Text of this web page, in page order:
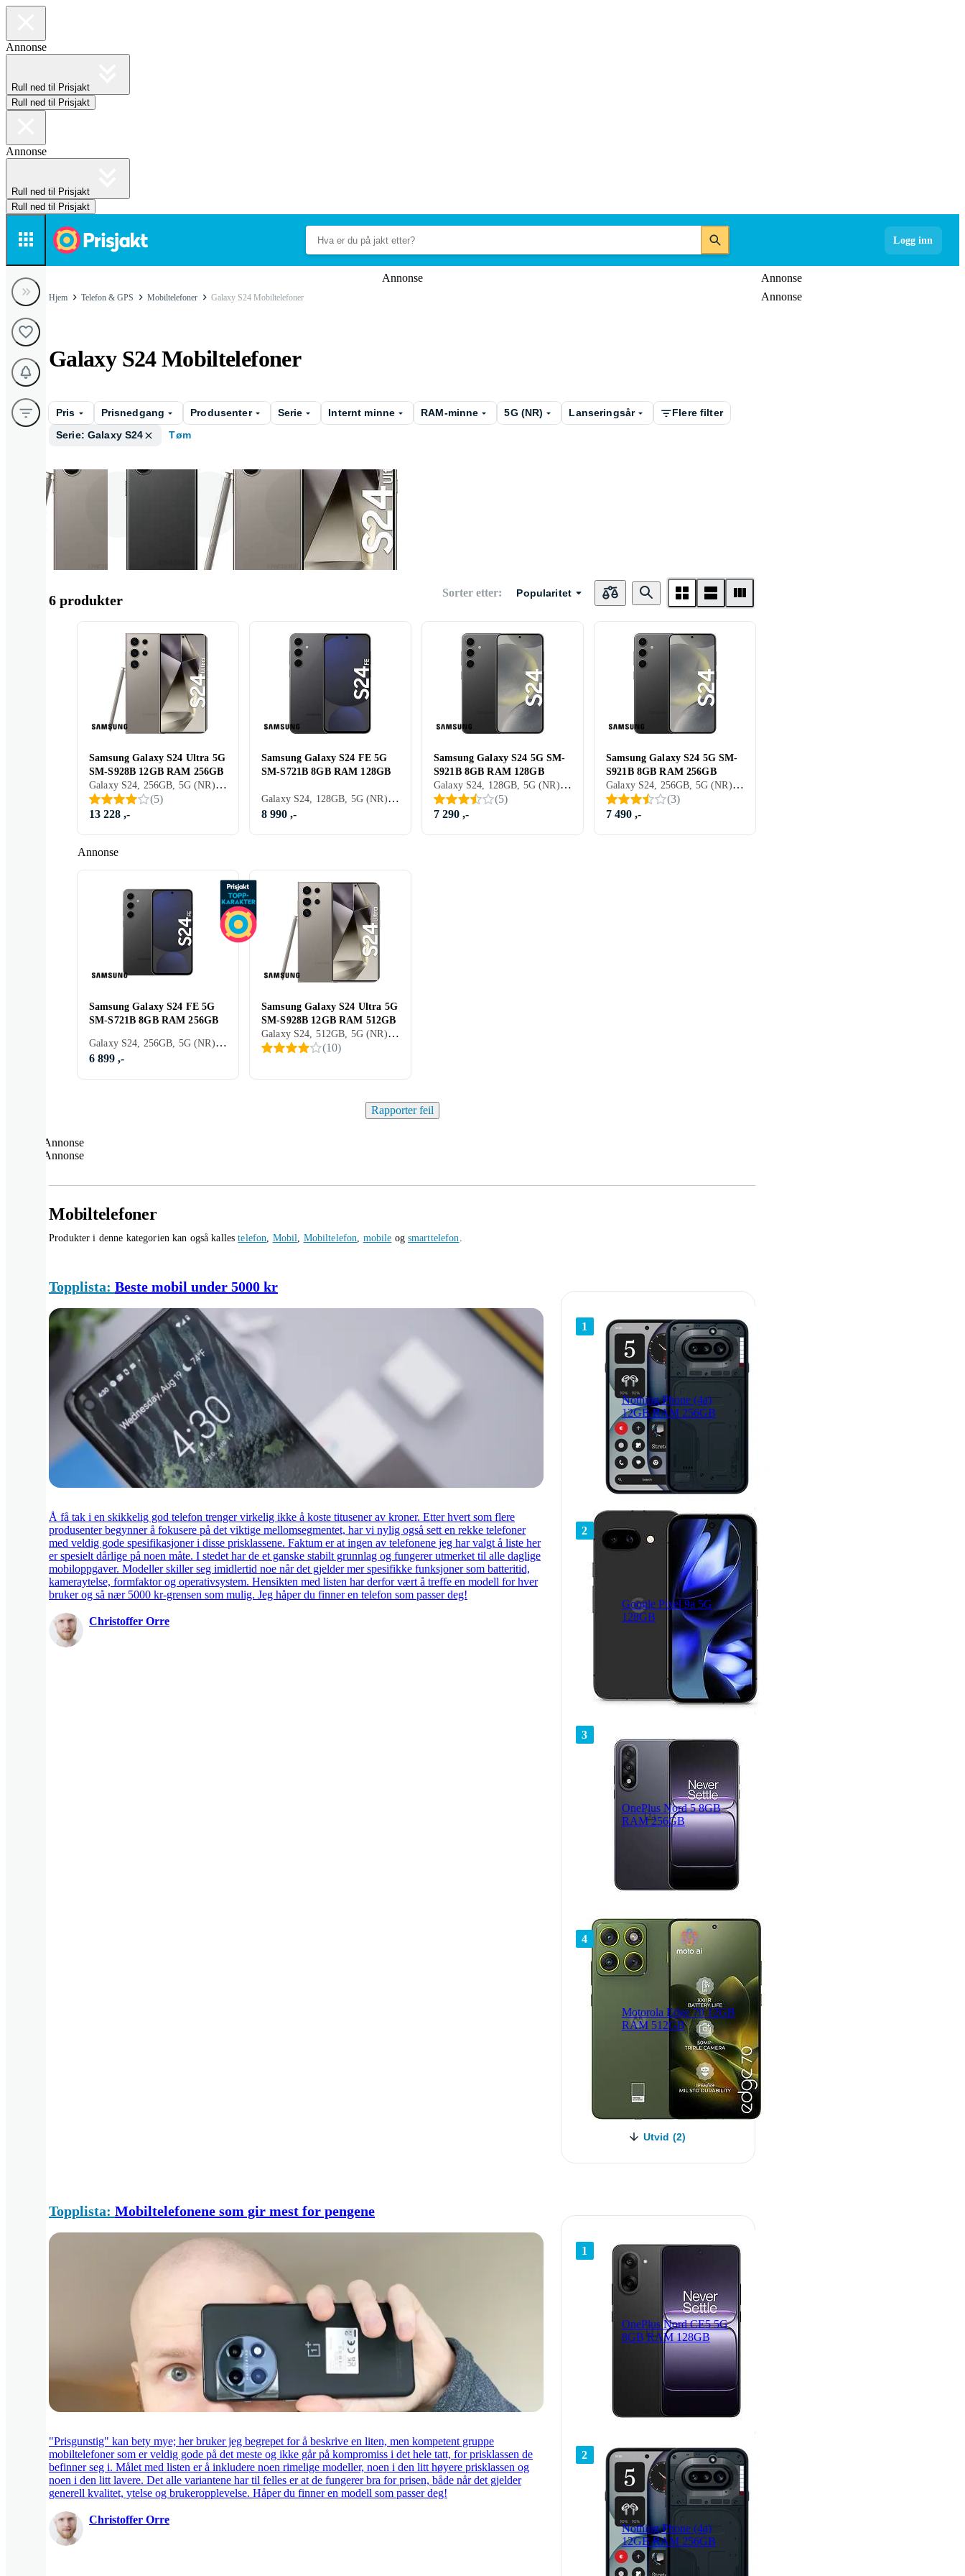
Annonse
Rull ned til Prisjakt
Rull ned til Prisjakt
Annonse
Rull ned til Prisjakt
Rull ned til Prisjakt
Logg inn
Annonse
Annonse
Annonse
Hjem Telefon & GPS Mobiltelefoner Galaxy S24 Mobiltelefoner
Galaxy S24 Mobiltelefoner
Pris Prisnedgang Produsenter Serie Internt minne RAM-minne 5G (NR) Lanseringsår
Flere filter
Serie: Galaxy S24
Tøm
128GB 512GB
6 produkter Sorter etter: Popularitet
Annonse
Samsung Galaxy S24 Ultra 5G
SM-S928B 12GB RAM 256GB
Galaxy S24, 256GB, 5G (NR), 6.8 Tommer, 12GB, 2024
(5)
13 228 ,-
Samsung Galaxy S24 FE 5G
SM-S721B 8GB RAM 128GB
Galaxy S24, 128GB, 5G (NR), 6.7 Tommer, 8GB, 2024
8 990 ,-
Samsung Galaxy S24 5G SM-
S921B 8GB RAM 128GB
Galaxy S24, 128GB, 5G (NR), 6.2 Tommer, 8GB, 2024
(5)
7 290 ,-
Samsung Galaxy S24 5G SM-
S921B 8GB RAM 256GB
Galaxy S24, 256GB, 5G (NR), 6.2 Tommer, 8GB, 2024
(3)
7 490 ,-
Samsung Galaxy S24 FE 5G
SM-S721B 8GB RAM 256GB
Galaxy S24, 256GB, 5G (NR), 6.7 Tommer, 8GB, 2024
6 899 ,-
Samsung Galaxy S24 Ultra 5G
SM-S928B 12GB RAM 512GB
Galaxy S24, 512GB, 5G (NR), 6.8 Tommer, 12GB, 2024
(10)
Rapporter feil
Annonse
Annonse
Mobiltelefoner
Produkter i denne kategorien kan også kallestelefon, Mobil, Mobiltelefon, mobile og smarttelefon.
Topplista: Beste mobil under 5000 kr
Å få tak i en skikkelig god telefon trenger virkelig ikke å koste titusener av kroner. Etter hvert som flere
produsenter begynner å fokusere på det viktige mellomsegmentet, har vi nylig også sett en rekke telefoner
med veldig gode spesifikasjoner i disse prisklassene. Faktum er at ingen av telefonene jeg har valgt å liste her
er spesielt dårlige på noen måte. I stedet har de et ganske stabilt grunnlag og fungerer utmerket til alle daglige
mobiloppgaver. Modeller skiller seg imidlertid noe når det gjelder mer spesifikke funksjoner som batteritid,
kameraytelse, formfaktor og operativsystem. Hensikten med listen har derfor vært å treffe en modell for hver
bruker og så nær 5000 kr-grensen som mulig. Jeg håper du finner en telefon som passer deg!
Christoffer Orre
1
Nothing Phone (4a)
12GB RAM 256GB
2
Google Pixel 9a 5G
128GB
3
OnePlus Nord 5 8GB
RAM 256GB
4
Motorola Edge 70 12GB
RAM 512GB
Utvid (2)
Topplista: Mobiltelefonene som gir mest for pengene
"Prisgunstig" kan bety mye; her bruker jeg begrepet for å beskrive en liten, men kompetent gruppe
mobiltelefoner som er veldig gode på det meste og ikke går på kompromiss i det hele tatt, for prisklassen de
befinner seg i. Målet med listen er å inkludere noen rimelige modeller, noen i den litt høyere prisklassen og
noen i den litt lavere. Det alle variantene har til felles er at de fungerer bra for prisen, både når det gjelder
generell kvalitet, ytelse og brukeropplevelse. Håper du finner en modell som passer deg!
Christoffer Orre
1
OnePlus Nord CE5 5G
8GB RAM 128GB
2
Nothing Phone (4a)
12GB RAM 256GB